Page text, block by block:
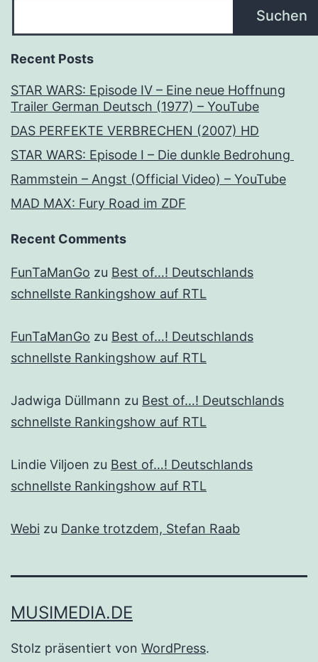
Suchen
Recent Posts
STAR WARS: Episode IV – Eine neue Hoffnung
Trailer German Deutsch (1977) – YouTube
DAS PERFEKTE VERBRECHEN (2007) HD
STAR WARS: Episode I – Die dunkle Bedrohung
Rammstein – Angst (Official Video) – YouTube
MAD MAX: Fury Road im ZDF
Recent Comments
FunTaManGo zu Best of…! Deutschlands
schnellste Rankingshow auf RTL
FunTaManGo zu Best of…! Deutschlands
schnellste Rankingshow auf RTL
Jadwiga Düllmann zu Best of…! Deutschlands
schnellste Rankingshow auf RTL
Lindie Viljoen zu Best of…! Deutschlands
schnellste Rankingshow auf RTL
Webi zu Danke trotzdem, Stefan Raab
MUSIMEDIA.DE
Stolz präsentiert von WordPress.